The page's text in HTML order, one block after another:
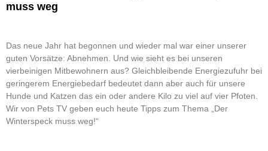
muss weg
Das neue Jahr hat begonnen und wieder mal war einer unserer
guten Vorsätze: Abnehmen. Und wie sieht es bei unseren
vierbeinigen Mitbewohnern aus? Gleichbleibende Energiezufuhr bei
geringerem Energiebedarf bedeutet dann aber auch für unsere
Hunde und Katzen das ein oder andere Kilo zu viel auf vier Pfoten.
Wir von Pets TV geben euch heute Tipps zum Thema „Der
Winterspeck muss weg!“